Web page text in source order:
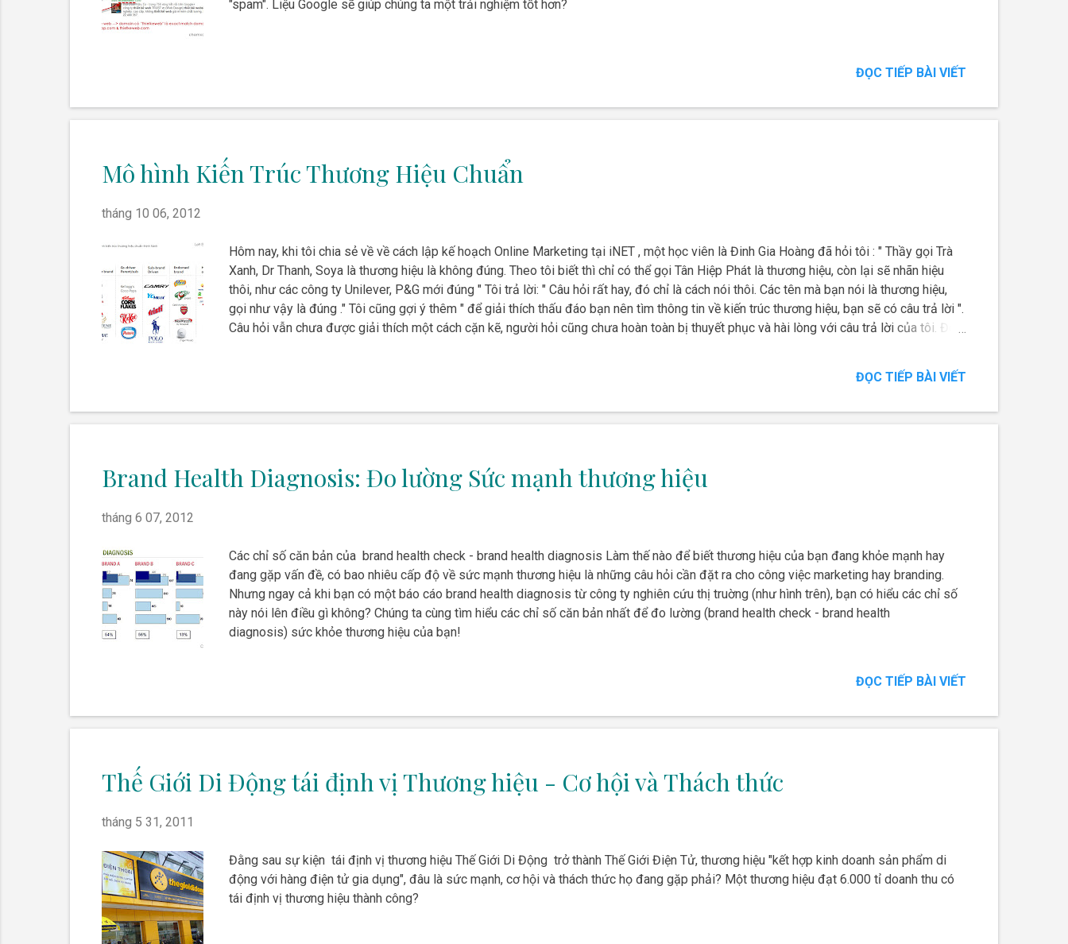
"spam". Liệu Google sẽ giúp chúng ta một trải nghiệm tốt hơn?
ĐỌC TIẾP BÀI VIẾT
Mô hình Kiến Trúc Thương Hiệu Chuẩn
tháng 10 06, 2012
Hôm nay, khi tôi chia sẻ về về cách lập kế hoạch Online Marketing tại iNET , một học viên là Đinh Gia Hoàng đã hỏi tôi : " Thầy gọi Trà
Xanh, Dr Thanh, Soya là thương hiệu là không đúng. Theo tôi biết thì chỉ có thể gọi Tân Hiệp Phát là thương hiệu, còn lại sẽ nhãn hiệu
thôi, như các công ty Unilever, P&G mới đúng " Tôi trả lời: " Câu hỏi rất hay, đó chỉ là cách nói thôi. Các tên mà bạn nói là thương hiệu,
gọi như vậy là đúng ." Tôi cũng gợi ý thêm " để giải thích thấu đáo bạn nên tìm thông tin về kiến trúc thương hiệu, bạn sẽ có câu trả lời ".
Câu hỏi vẫn chưa được giải thích một cách cặn kẽ, người hỏi cũng chưa hoàn toàn bị thuyết phục và hài lòng với câu trả lời của tôi. Đó
chắc, thì thương hiệu càng phát triển mạnh mẽ, ngược lại nó có thể kéo theo cả một sự sụp đổ trên phạm vi hẹp hoặc quy mô hơn. Có
ĐỌC TIẾP BÀI VIẾT
Brand Health Diagnosis: Đo lường Sức mạnh thương hiệu
tháng 6 07, 2012
Các chỉ số căn bản của brand health check - brand health diagnosis Làm thế nào để biết thương hiệu của bạn đang khỏe mạnh hay
đang gặp vấn đề, có bao nhiêu cấp độ về sức mạnh thương hiệu là những câu hỏi cần đặt ra cho công việc marketing hay branding.
Nhưng ngay cả khi bạn có một báo cáo brand health diagnosis từ công ty nghiên cứu thị truờng (như hình trên), bạn có hiểu các chỉ số
này nói lên điều gì không? Chúng ta cùng tìm hiểu các chỉ số căn bản nhất để đo lường (brand health check - brand health
diagnosis) sức khỏe thương hiệu của bạn!
ĐỌC TIẾP BÀI VIẾT
Thế Giới Di Động tái định vị Thương hiệu - Cơ hội và Thách thức
tháng 5 31, 2011
Đằng sau sự kiện tái định vị thương hiệu Thế Giới Di Động trở thành Thế Giới Điện Tử, thương hiệu "kết hợp kinh doanh sản phẩm di
động với hàng điện tử gia dụng", đâu là sức mạnh, cơ hội và thách thức họ đang gặp phải? Một thương hiệu đạt 6.000 tỉ doanh thu có
tái định vị thương hiệu thành công?